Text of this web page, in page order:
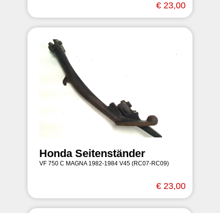
€ 23,00
Honda Seitenständer
VF 750 C MAGNA 1982-1984 V45 (RC07-RC09)
€ 23,00